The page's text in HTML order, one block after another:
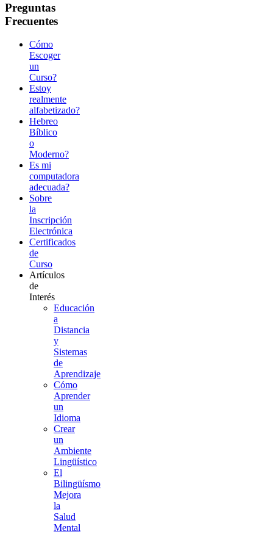
Preguntas
Frecuentes
Cómo
Escoger
un
Curso?
Estoy
realmente
alfabetizado?
Hebreo
Bíblico
o
Moderno?
Es mi
computadora
adecuada?
Sobre
la
Inscripción
Electrónica
Certificados
de
Curso
Artículos
de
Interés
Educación
a
Distancia
y
Sistemas
de
Aprendizaje
Cómo
Aprender
un
Idioma
Crear
un
Ambiente
Lingüístico
El
Bilingüísmo
Mejora
la
Salud
Mental